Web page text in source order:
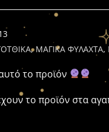
,ΜΑΓΙΚΑ ΦΥΛΑΧΤΑ,
το προϊόν
το προϊόν στα